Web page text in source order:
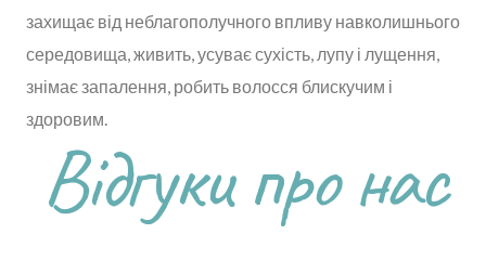
захищає від неблагополучного впливу навколишнього
середовища, живить, усуває сухість, лупу і лущення,
знімає запалення, робить волосся блискучим і
здоровим.
Відгуки про нас